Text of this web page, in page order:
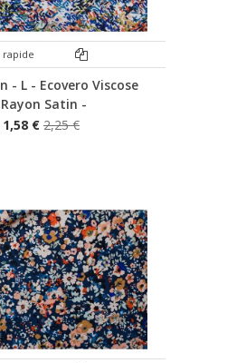
rapide
- L - Ecovero Viscose
Rayon Satin -
1,58 € 2,25 €